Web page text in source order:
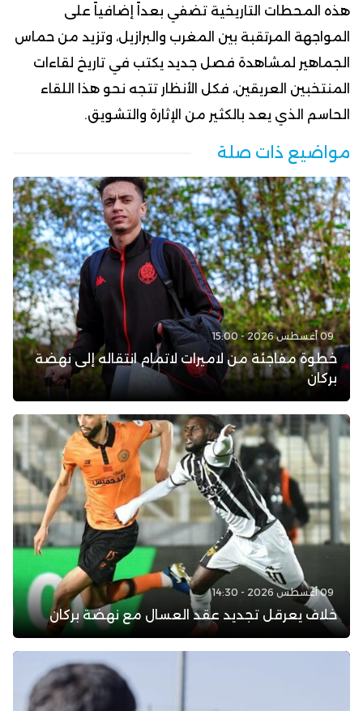
هذه المحطات التاريخية تضفي بعداً إضافياً على
المواجهة المرتقبة بين المغرب والبرازيل، وتزيد من حماس
الجماهير لمشاهدة فصل جديد يكتب في تاريخ لقاءات
المنتخبين العريقين، فكل الأنظار تتجه نحو هذا اللقاء
الحاسم الذي يعد بالكثير من الإثارة والتشويق.
مواضيع ذات صلة
09 أغسطس 2026 - 15:00
خطوة مفاجئة من لاميرات لاتمام انتقاله إلى نهضة
بركان
09 أغسطس 2026 - 14:30
خلاف يعرقل تجديد عقد العسال مع نهضة بركان